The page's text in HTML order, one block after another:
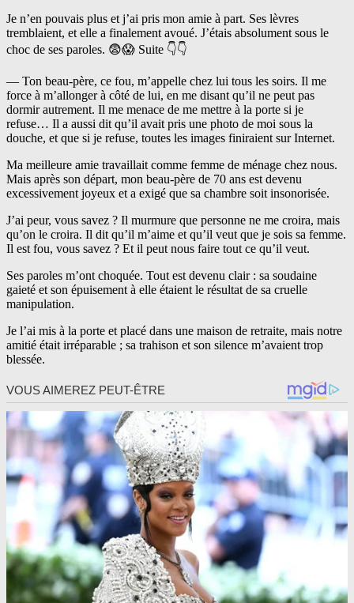
Je n’en pouvais plus et j’ai pris mon amie à part. Ses lèvres
tremblaient, et elle a finalement avoué. J’étais absolument sous le
choc de ses paroles. 😨😱 Suite 👇👇
— Ton beau-père, ce fou, m’appelle chez lui tous les soirs. Il me
force à m’allonger à côté de lui, en me disant qu’il ne peut pas
dormir autrement. Il me menace de me mettre à la porte si je
refuse… Il a aussi dit qu’il avait pris une photo de moi sous la
douche, et que si je refuse, toutes les images finiraient sur Internet.
Ma meilleure amie travaillait comme femme de ménage chez nous.
Mais après son départ, mon beau-père de 70 ans est devenu
excessivement joyeux et a exigé que sa chambre soit insonorisée.
J’ai peur, vous savez ? Il murmure que personne ne me croira, mais
qu’on le croira. Il dit qu’il m’aime et qu’il veut que je sois sa femme.
Il est fou, vous savez ? Et il peut nous faire tout ce qu’il veut.
Ses paroles m’ont choquée. Tout est devenu clair : sa soudaine
gaieté et son épuisement à elle étaient le résultat de sa cruelle
manipulation.
Je l’ai mis à la porte et placé dans une maison de retraite, mais notre
amitié était irréparable ; sa trahison et son silence m’avaient trop
blessée.